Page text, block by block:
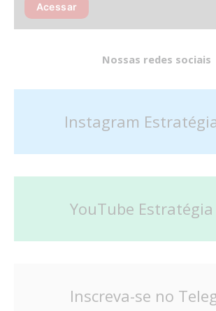
Acessar
Nossas redes sociais
Instagram
YouTube Estratégia
Inscreva-se no